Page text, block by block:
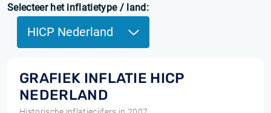
Selecteer het inflatietype / land:
HICP Nederland
GRAFIEK INFLATIE HICP
NEDERLAND